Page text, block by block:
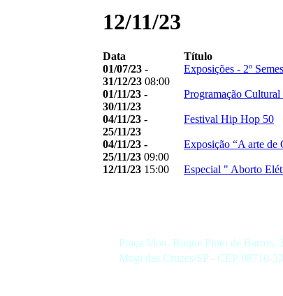
12/11/23
Data Título
01/07/23 -
31/12/23 08:00
Exposições - 2º
01/11/23 -
30/11/23
Programação
04/11/23 -
25/11/23
Festival Hip Hop 50
04/11/23 -
25/11/23 09:00
Exposição “A arte de
12/11/23 15:00 Especial " Aborto
Praça Mon. Roque Pinto de Barros,
Mogi das Cruzes/SP - CEP 08710-